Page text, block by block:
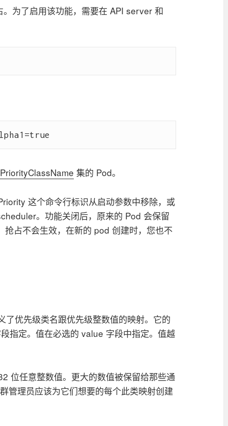
为了启用该功能，需要在 API server 和
PriorityClassName 集的 Pod。
这个命令行标识从启动参数中移除，或
。功能关闭后，原来的 Pod 会保留
占不会生效，在新的 pod 创建时，您也不
优先级类名跟优先级整数值的映射。它的
指定。值在必选的 value 字段中指定。值越
位任意整数值。更大的数值被保留给那些通
管理员应该为它们想要的每个此类映射创建